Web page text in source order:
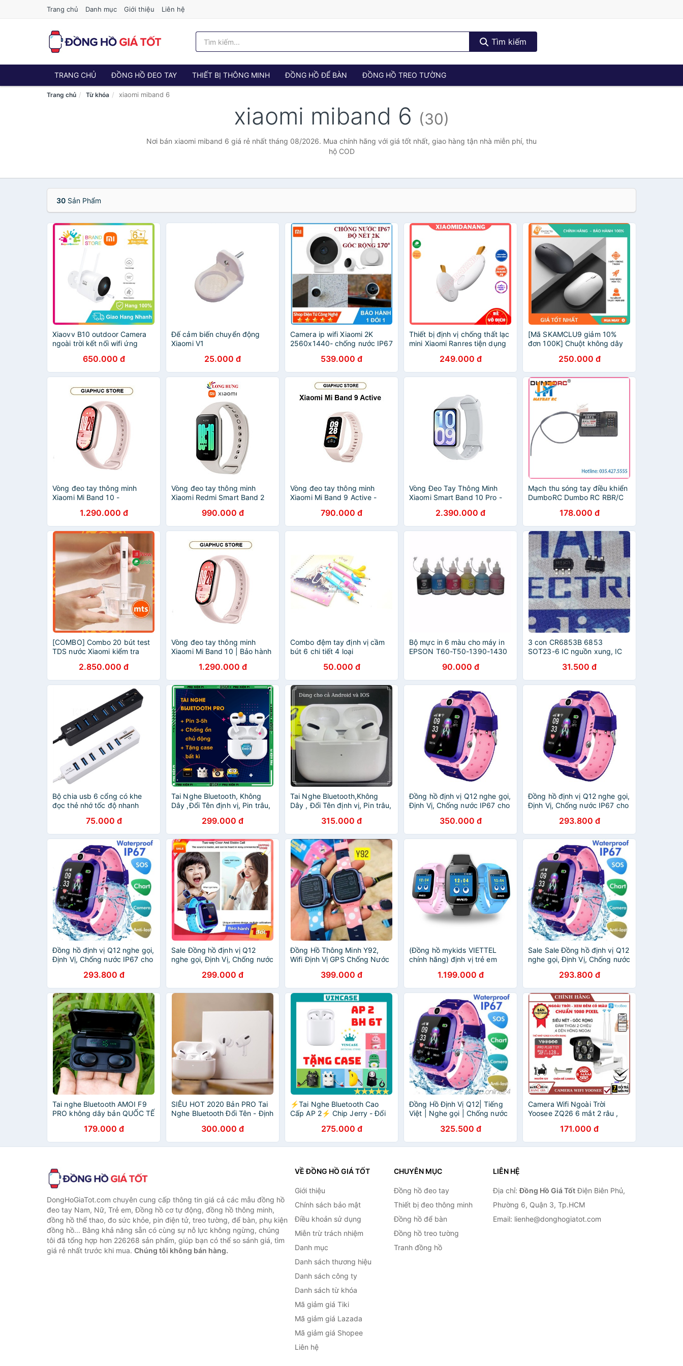
Trang chủ Danh mục Giới thiệu Liên hệ
Tìm kiếm
TRANG CHỦ ĐỒNG HỒ ĐEO TAY THIẾT BỊ THÔNG MINH ĐỒNG HỒ ĐỂ BÀN ĐỒNG HỒ TREO TƯỜNG
Trang chủ Từ khóa xiaomi miband 6
xiaomi miband 6 (30)
Nơi bán xiaomi miband 6 giá rẻ nhất tháng 08/2026. Mua chính hãng với giá tốt nhất, giao hàng tận nhà miễn phí, thu
hộ COD
30 Sản Phẩm
Xiaovv B10 outdoor Camera
ngoài trời kết nối wifi ứng
nước 6 tháng Bảo hành
650.000 đ
Đế cảm biến chuyển động
Xiaomi V1
25.000 đ
Camera ip wifi Xiaomi 2K
2560x1440- chống nước IP67
539.000 đ
Thiết bị định vị chống thất lạc
mini Xiaomi Ranres tiện dụng
249.000 đ
[Mã SKAMCLU9 giảm 10%
đơn 100K] Chuột không dây
250.000 đ
Vòng đeo tay thông minh
Xiaomi Mi Band 10 -
1.290.000 đ
Vòng đeo tay thông minh
Xiaomi Redmi Smart Band 2
990.000 đ
Vòng đeo tay thông minh
Xiaomi Mi Band 9 Active -
790.000 đ
Vòng Đeo Tay Thông Minh
Xiaomi Smart Band 10 Pro -
2.390.000 đ
Mạch thu sóng tay điều khiển
DumboRC Dumbo RC RBR/C
kênh) (6CH) sóng maybayrc
178.000 đ
[COMBO] Combo 20 bút test
TDS nước Xiaomi kiểm tra
Tín Shop2.850.000 đ
Vòng đeo tay thông minh
Xiaomi Mi Band 10 | Bảo hành
GiaPhucStore | Hàng Chính
Hãng
1.290.000 đ
Combo đệm tay định vị cầm
bút 6 chi tiết 4 loại
50.000 đ
Bộ mực in 6 màu cho máy in
EPSON T60-T50-1390-1430
90.000 đ
3 con CR6853B 6853
SOT23-6 IC nguồn xung, IC
31.500 đ
Bộ chia usb 6 cổng có khe
đọc thẻ nhớ tốc độ nhanh
75.000 đ
Tai Nghe Bluetooth, Không
Dây ,Đổi Tên định vị, Pin trâu,
299.000 đ
Tai Nghe Bluetooth,Không
Dây , Đổi Tên định vị, Pin trâu,
315.000 đ
Đồng hồ định vị Q12 nghe gọi,
Định Vị, Chống nước IP67 cho
350.000 đ
Đồng hồ định vị Q12 nghe gọi,
Định Vị, Chống nước IP67 cho
293.800 đ
Đồng hồ định vị Q12 nghe gọi,
Định Vị, Chống nước IP67 cho
293.800 đ
Sale Đồng hồ định vị Q12
nghe gọi, Định Vị, Chống nước
BH 6 tháng299.000 đ
Đồng Hồ Thông Minh Y92,
Wifi Định Vị GPS Chống Nước
điện (BẢO HÀNH 6 THÁNG)
399.000 đ
(Đồng hồ mykids VIETTEL
chính hãng) định vị trẻ em
hành 6 tháng tặng sim định vị
1.199.000 đ
Sale Sale Đồng hồ định vị Q12
nghe gọi, Định Vị, Chống nước
BH 6 tháng293.800 đ
Tai nghe Bluetooth AMOI F9
PRO không dây bản QUỐC TẾ
IPX5 - chống ồn bảo hành 6
tháng
179.000 đ
SIÊU HOT 2020 Bản PRO Tai
Nghe Bluetooth Đổi Tên - Định
Tháng. Lỗi 1 Đổi 1
300.000 đ
⚡Tai Nghe Bluetooth Cao
Cấp AP 2⚡ Chip Jerry - Đổi
Tháng,lỗi 1 đổi 1-vincase
275.000 đ
Đồng Hồ Định Vị Q12| Tiếng
Việt | Nghe gọi | Chống nước
BH 6 tháng, lỗi 1 đổi 1
325.500 đ
Camera Wifi Ngoài Trời
Yoosee ZQ26 6 mắt 2 râu ,
chuyển động,đàm thoại 2
chiều, chống nước IP67
171.000 đ
DongHoGiaTot.com chuyên cung cấp thông tin giá cả các mẫu đồng hồ
đeo tay Nam, Nữ, Trẻ em, Đồng hồ cơ tự động, đồng hồ thông minh,
đồng hồ thể thao, đo sức khỏe, pin điện tử, treo tường, để bàn, phụ kiện
đồng hồ... Bằng khả năng sẵn có cùng sự nỗ lực không ngừng, chúng
tôi đã tổng hợp hơn 226268 sản phẩm, giúp bạn có thể so sánh giá, tìm
giá rẻ nhất trước khi mua. Chúng tôi không bán hàng.
VỀ ĐỒNG HỒ GIÁ TỐT
Giới thiệu
Chính sách bảo mật
Điều khoản sử dụng
Miễn trừ trách nhiệm
Danh mục
Danh sách thương hiệu
Danh sách công ty
Danh sách từ khóa
Mã giảm giá Tiki
Mã giảm giá Lazada
Mã giảm giá Shopee
Liên hệ
CHUYÊN MỤC
Đồng hồ đeo tay
Thiết bị đeo thông minh
Đồng hồ để bàn
Đồng hồ treo tường
Tranh đồng hồ
LIÊN HỆ
Địa chỉ:Đồng Hồ Giá TốtĐiện Biên Phủ,
Phường 6, Quận 3, Tp.HCM
Email: lienhe@donghogiatot.com